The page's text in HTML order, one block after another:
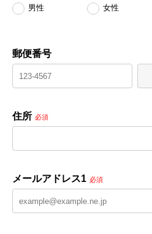
男性 女性
郵便番号
住所 必須
メールアドレス1 必須